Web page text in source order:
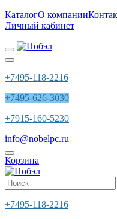
КаталогО компании
Личный кабинет
+7495-118-2216
+7495-626-3030
+7915-160-5230
info@nobelpc.ru
Корзина
+7495-118-2216